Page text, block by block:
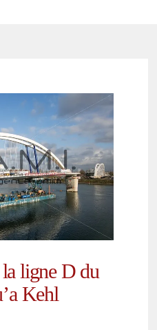
ligne D du
Kehl